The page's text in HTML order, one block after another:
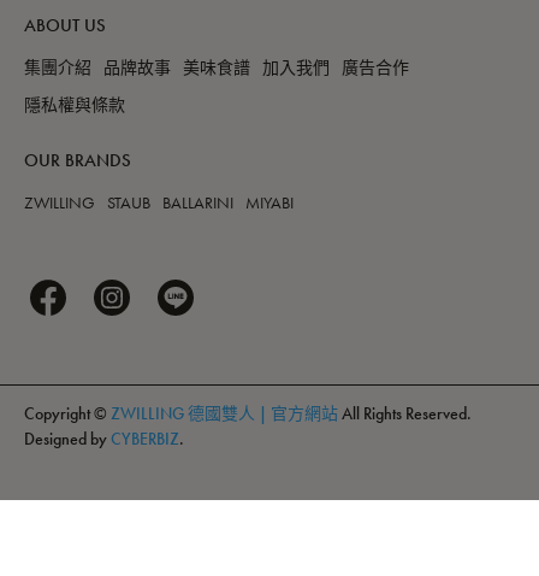
ABOUT US
集團介紹 品牌故事 美味食譜 加入我們
廣告合作
隱私權與條款
OUR BRANDS
ZWILLING STAUB BALLARINI MIYABI
Copyright © ZWILLING 德國雙人 | 官方網站All Rights Reserved.
Designed byCYBERBIZ.